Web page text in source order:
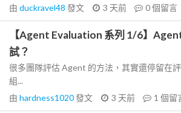
由 duckravel48 發文 3 天前 0個留言
【Agent Evaluation 系列 1/6】
試？
很多團隊評估 Agent 的方法，其實還停留在
組...
由 hardness1020發文 3 天前 1 個留